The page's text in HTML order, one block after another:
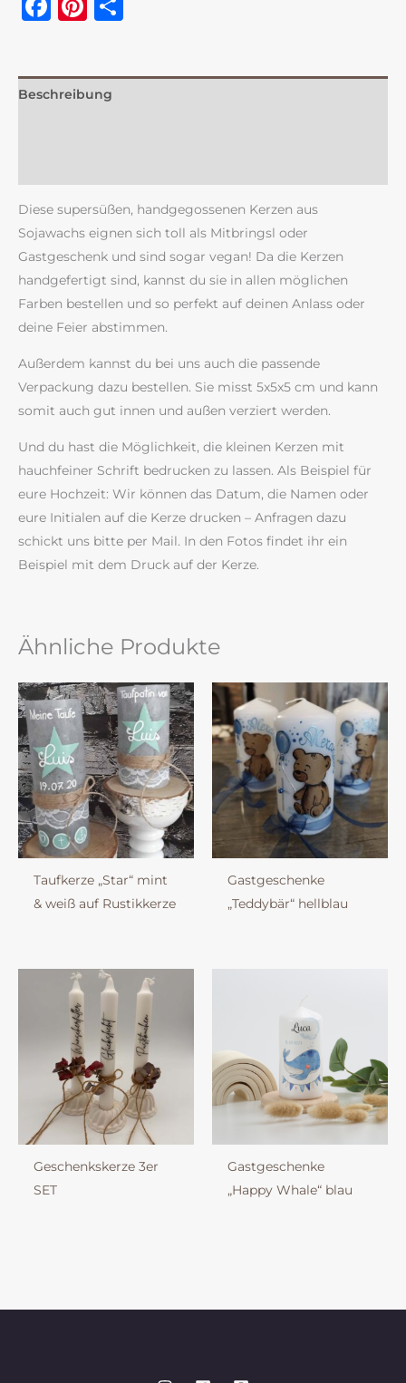
Beschreibung
Diese supersüßen, handgegossenen Kerzen aus
Sojawachs eignen sich toll als Mitbringsl oder
Gastgeschenk und sind sogar vegan! Da die Kerzen
handgefertigt sind, kannst du sie in allen möglichen
Farben bestellen und so perfekt auf deinen Anlass oder
deine Feier abstimmen.
Außerdem kannst du bei uns auch die passende
Verpackung dazu bestellen. Sie misst 5x5x5 cm und kann
somit auch gut innen und außen verziert werden.
Und du hast die Möglichkeit, die kleinen Kerzen mit
hauchfeiner Schrift bedrucken zu lassen. Als Beispiel für
eure Hochzeit: Wir können das Datum, die Namen oder
eure Initialen auf die Kerze drucken – Anfragen dazu
schickt uns bitte per Mail. In den Fotos findet ihr ein
Beispiel mit dem Druck auf der Kerze.
Ähnliche Produkte
Taufkerze „Star“ mint
& weiß auf Rustikkerze
Gastgeschenke
„Teddybär“ hellblau
Geschenkskerze 3er
SET
Gastgeschenke
„Happy Whale“ blau